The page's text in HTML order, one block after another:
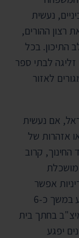
נעשית
רצון ההורים,
התיכון. בכל
זליגה לבתי ספר
לאזור
אם נעשית
אזהרות של
קרוב
מושכלת
אפשר
למצוא במאבק שניהלה התנועה לחופש המידע במשך כ-6
נתוני המיצ"ב בחתך בית
יפגע